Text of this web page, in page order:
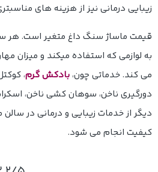
زیبایی درمانی نیز از هزینه های
قیمت ماساژ سنگ داغ متغیر است. هر
به لوازمی که استفاده میکند و میزان
می کند. خدماتی چون،بادکش گرم،
دورگیری ناخن، سوهان کشی ناخن،
دیگر از خدمات زیبایی و درمانی در سالن
کیفیت انجام می شود.